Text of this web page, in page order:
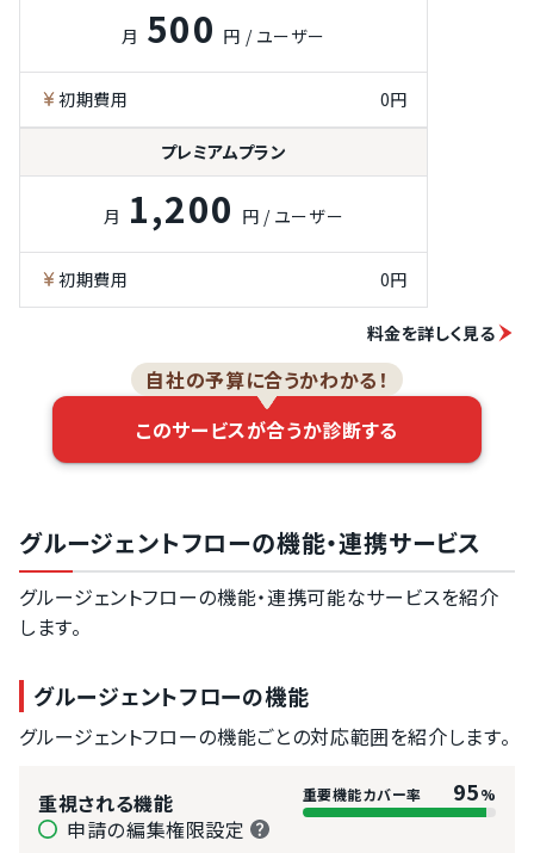
承認ルートの分
申請情報のCSV
CSVインポート
申請の検索機能
申請のメール通
知機能
ChatWork通知
機能
スマホアプリで
のプッシュ通知
月 500 円 / ユーザー
初期費用 0円
プレミアムプラン
月 1,200 円 / ユーザー
初期費用 0円
料金を詳しく見る
自社の予算に合うかわかる！
このサービスが合うか診断する
グルージェントフローの機能・連携サービス
グルージェントフローの機能・連携可能なサービスを紹介
します。
グルージェントフローの機能
グルージェントフローの機能ごとの対応範囲を紹介します。
重視される機能 重要機能カバー率 95%
申請の編集権限設定